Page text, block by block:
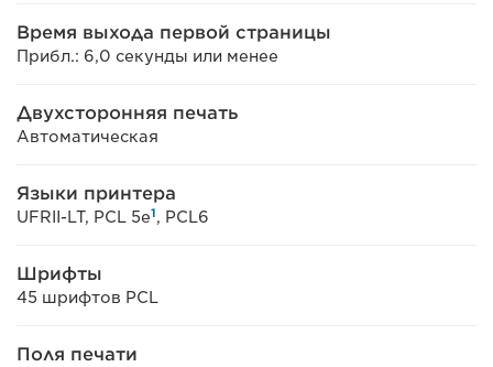
Время выхода первой страницы
Прибл.: 6,0 секунды или менее
Двухсторонняя печать
Автоматическая
Языки принтера
UFRII-LT, PCL 5e1, PCL6
Шрифты
45 шрифтов PCL
Поля печати